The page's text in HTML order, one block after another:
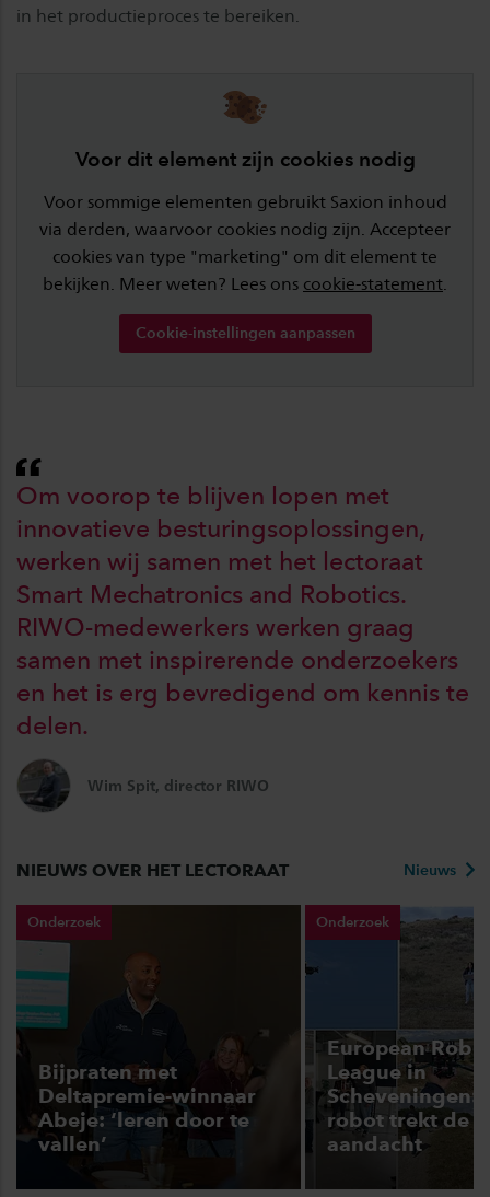
in het productieproces te bereiken.
Voor dit element zijn cookies nodig
Voor sommige elementen gebruikt Saxion inhoud
via derden, waarvoor cookies nodig zijn. Accepteer
cookies van type "marketing" om dit element te
bekijken. Meer weten? Lees ons cookie-statement.
Cookie-instellingen aanpassen
Om voorop te blijven lopen met
innovatieve besturingsoplossingen,
werken wij samen met het lectoraat
Smart Mechatronics and Robotics.
RIWO-medewerkers werken graag
samen met inspirerende onderzoekers
en het is erg bevredigend om kennis te
delen.
Wim Spit, director RIWO
NIEUWS OVER HET LECTORAAT Nieuws
Onderzoek
Bijpraten met
Deltapremie-winnaar
Abeje: ‘leren door te
vallen’
Onderzoek
European
League in
Scheveningen:
robot trekt de
aandacht